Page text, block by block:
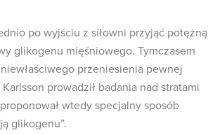
po wyjściu z siłowni przyjąć potężną
glikogenu mięśniowego. Tymczasem
przeniesienia pewnej
prowadził badania nad stratami
wtedy specjalny sposób
glikogenu”.